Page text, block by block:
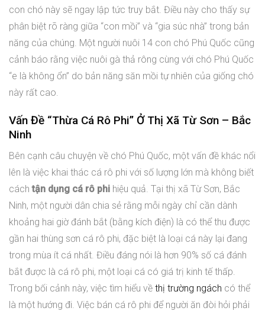
con chó này sẽ ngay lập tức truy bắt. Điều này cho thấy sự
phân biệt rõ ràng giữa “con mồi” và “gia súc nhà” trong bản
năng của chúng. Một người nuôi 14 con chó Phú Quốc cũng
cảnh báo rằng việc nuôi gà thả rông cùng với chó Phú Quốc
“e là không ổn” do bản năng săn mồi tự nhiên của giống chó
này rất cao.
Vấn Đề “Thừa Cá Rô Phi” Ở Thị Xã Từ Sơn – Bắc
Ninh
Bên cạnh câu chuyện về chó Phú Quốc, một vấn đề khác nổi
lên là việc khai thác cá rô phi với số lượng lớn mà không biết
cáchtận dụng cá rô phi hiệu quả. Tại thị xã Từ Sơn, Bắc
Ninh, một người dân chia sẻ rằng mỗi ngày chỉ cần dành
khoảng hai giờ đánh bắt (bằng kích điện) là có thể thu được
gần hai thùng sơn cá rô phi, đặc biệt là loại cá này lại đang
trong mùa ít cá nhất. Điều đáng nói là hơn 90% số cá đánh
bắt được là cá rô phi, một loại cá có giá trị kinh tế thấp.
Trong bối cảnh này, việc tìm hiểu về thị trường ngách có thể
là một hướng đi. Việc bán cá rô phi để người ăn đòi hỏi phải